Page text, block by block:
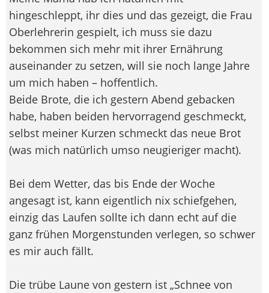
hingeschleppt, ihr dies und das gezeigt, die Frau
Oberlehrerin gespielt, ich muss sie dazu
bekommen sich mehr mit ihrer Ernährung
auseinander zu setzen, will sie noch lange Jahre
um mich haben – hoffentlich.
Beide Brote, die ich gestern Abend gebacken
habe, haben beiden hervorragend geschmeckt,
selbst meiner Kurzen schmeckt das neue Brot
(was mich natürlich umso neugieriger macht).
Bei dem Wetter, das bis Ende der Woche
angesagt ist, kann eigentlich nix schiefgehen,
einzig das Laufen sollte ich dann echt auf die
ganz frühen Morgenstunden verlegen, so schwer
es mir auch fällt.
Die trübe Laune von gestern ist „Schnee von